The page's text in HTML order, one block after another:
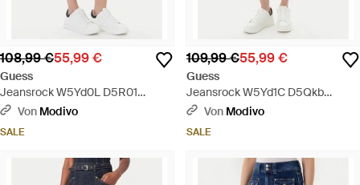
108,99 €55,99 €
Guess
Jeansrock W5Yd0L D5R01
Regular Fit - Blau
Von Modivo
SALE
109,99 €55,99 €
Guess
Jeansrock W5Yd1C D5Qkb
Regular Fit - Blau
Von Modivo
SALE